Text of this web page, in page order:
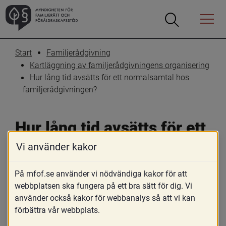
Öppna
Öppna
Menyn
Start
Familjerådgivning
Kartläggning av familjerådgivningens organisering
Hur lång tid avsätts för ett normalsamtal hos
familjerådgivningen?
Hur lång tid avsätts för ett
normalsamtal hos
familjerådgivningen?
Skriv ut Dela
163 kommuner har svarat på frågan,
Vi använder kakor
På mfof.se använder vi nödvändiga kakor för att
webbplatsen ska fungera på ett bra sätt för dig. Vi
använder också kakor för webbanalys så att vi kan
förbättra vår webbplats.